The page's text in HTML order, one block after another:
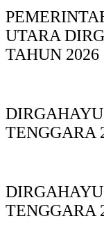
UTARA
TAHUN 2026
TENGGARA
TENGGARA